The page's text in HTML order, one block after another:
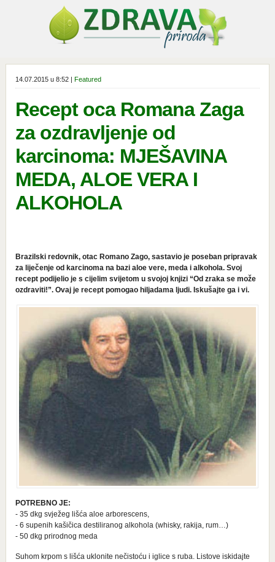
14.07.2015 u 8:52 | Featured
Recept oca Romana Zaga
za ozdravljenje od
karcinoma: MJEŠAVINA
MEDA, ALOE VERA I
ALKOHOLA
Brazilski redovnik, otac Romano Zago, sastavio je poseban pripravak
za liječenje od karcinoma na bazi aloe vere, meda i alkohola. Svoj
recept podijelio je s cijelim svijetom u svojoj knjizi “Od zraka se može
ozdraviti!”. Ovaj je recept pomogao hiljadama ljudi. Iskušajte ga i vi.
POTREBNO JE:
- 35 dkg svježeg lišća aloe arborescens,
- 6 supenih kašičica destiliranog alkohola (whisky, rakija, rum…)
- 50 dkg prirodnog meda
Suhom krpom s lišća uklonite nečistoću i iglice s ruba. Listove iskidajte